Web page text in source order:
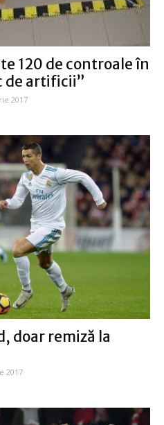
120 de controale în
de artificii”
2017
doar remiză la
2017